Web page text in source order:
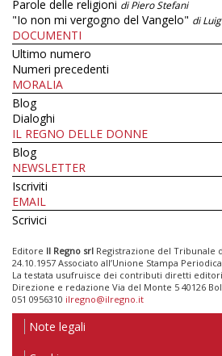
Parole delle religioni di Piero Stefani
"Io non mi vergogno del Vangelo" di
DOCUMENTI
Ultimo numero
Numeri precedenti
MORALIA
Blog
Dialoghi
IL REGNO DELLE DONNE
Blog
NEWSLETTER
Iscriviti
EMAIL
Scrivici
Editore Il Regno srl Registrazione del Tribunale
24.10.1957 Associato all’Unione Stampa
La testata usufruisce dei contributi diretti
Direzione e redazione Via del Monte 5 40126
051 0956310 ilregno@ilregno.it
Note legali